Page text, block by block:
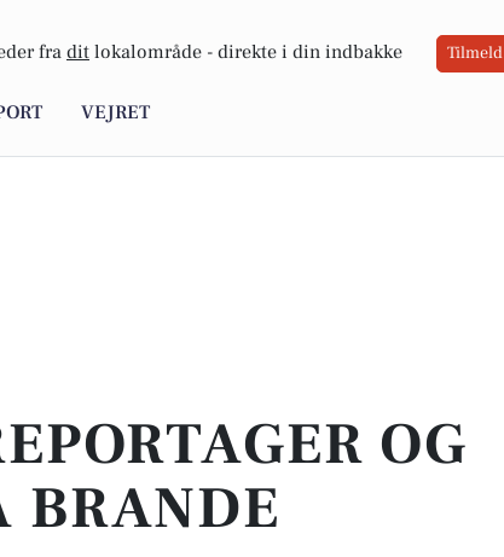
fra dit lokalområde - direkte i din indbakke Tilmeld
VEJRET
OG
BRANDE